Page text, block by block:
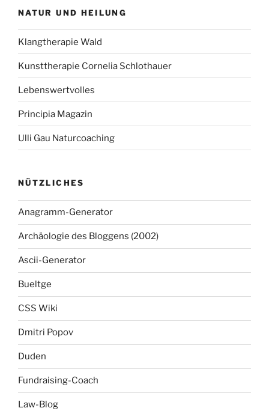
NATUR UND HEILUNG
Klangtherapie Wald
Kunsttherapie Cornelia Schlothauer
Lebenswertvolles
Principia Magazin
Ulli Gau Naturcoaching
NÜTZLICHES
Anagramm-Generator
Archäologie des Bloggens (2002)
Ascii-Generator
Bueltge
CSS Wiki
Dmitri Popov
Duden
Fundraising-Coach
Law-Blog